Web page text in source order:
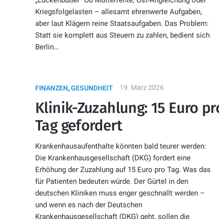
Kriegsfolgelasten – allesamt ehrenwerte Aufgaben,
aber laut Klägern reine Staatsaufgaben. Das Problem:
Statt sie komplett aus Steuern zu zahlen, bedient sich
Berlin…
FINANZEN,GESUNDHEIT 19. März 2026
Klinik-Zuzahlung: 15 Euro
Tag gefordert
Krankenhausaufenthalte könnten bald teurer werden:
Die Krankenhausgesellschaft (DKG) fordert eine
Erhöhung der Zuzahlung auf 15 Euro pro Tag. Was das
für Patienten bedeuten würde. Der Gürtel in den
deutschen Kliniken muss enger geschnallt werden –
und wenn es nach der Deutschen
Krankenhausgesellschaft (DKG) geht, sollen die